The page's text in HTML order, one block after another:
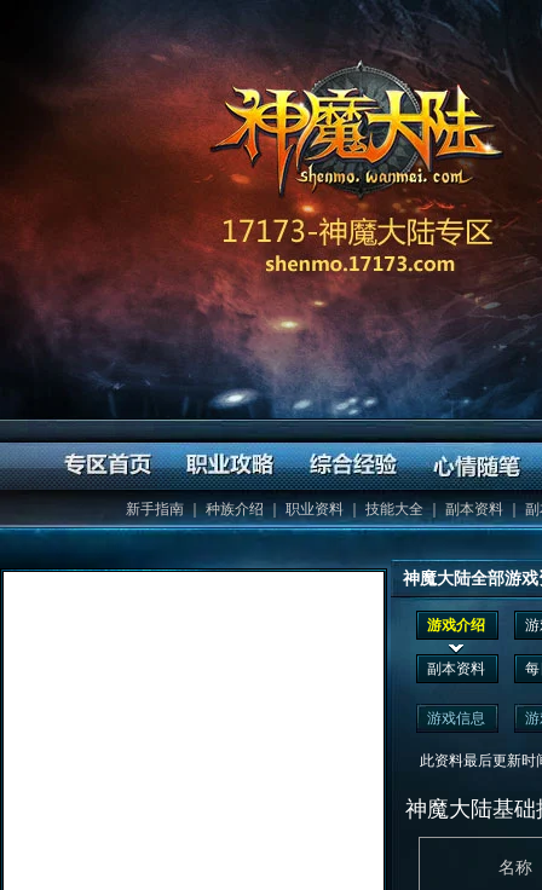
新手指南 种族介绍 ｜ 职业资料 ｜技能大全｜ 副本资料 ｜
神魔大陆全部游戏
游戏介绍
副本资料
游戏信息
此资料最后更新时
神魔大陆基础
名称